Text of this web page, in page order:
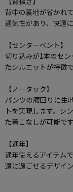
背中の裏地が省かれ
通気性があり、快適
【センターベント】
切り込みが1本のセ
たシルエットが特徴
【ノータック】
パンツの腰回りに生
トを実現します。シ
た着こなしが可能です
【通年】
通年使えるアイテム
適に過ごせるデザイン